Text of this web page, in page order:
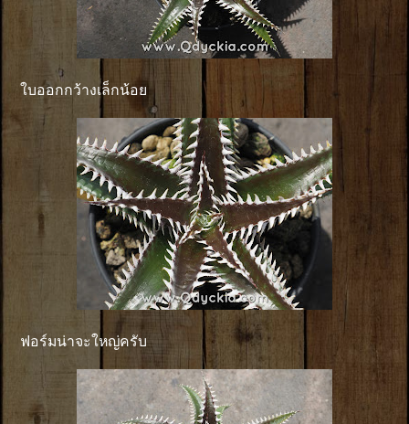
ใบออกกว้างเล็กน้อย
ฟอร์มน่าจะใหญ่ครับ